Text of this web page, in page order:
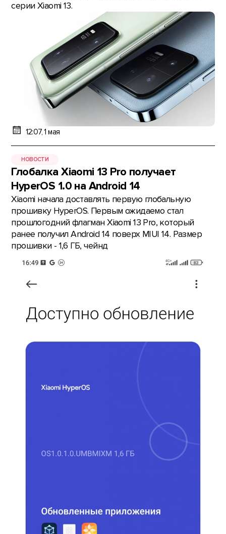
серии Xiaomi 13.
12:07, 1 мая
НОВОСТИ
Глобалка Xiaomi 13 Pro получает
HyperOS 1.0 на Android 14
Xiaomi начала доставлять первую глобальную
прошивку HyperOS. Первым ожидаемо стал
прошлогодний флагман Xiaomi 13 Pro, который
ранее получил Android 14 поверх MIUI 14. Размер
прошивки - 1,6 ГБ, чейнд